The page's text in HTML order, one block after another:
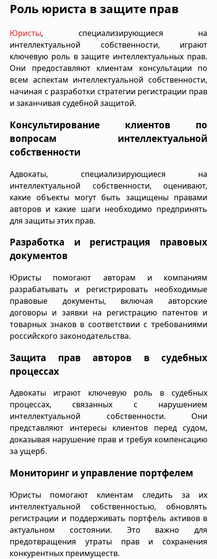
Роль юриста в защите прав
Юристы, специализирующиеся на
интеллектуальной собственности, играют
ключевую роль в защите интеллектуальных прав.
Они предоставляют клиентам консультации по
всем аспектам интеллектуальной собственности,
начиная с разработки стратегии регистрации прав
и заканчивая судебной защитой.
Консультирование клиентов по
вопросам интеллектуальной
собственности
Адвокаты, специализирующиеся на
интеллектуальной собственности, оценивают,
какие объекты могут быть защищены правами
авторов и какие шаги необходимо предпринять
для защиты этих прав.
Разработка и регистрация правовых
документов
Юристы помогают авторам и компаниям
разрабатывать и регистрировать необходимые
правовые документы, включая авторские
договоры и заявки на регистрацию патентов и
товарных знаков в соответствии с требованиями
российского законодательства.
Защита прав авторов в судебных
процессах
Адвокаты играют ключевую роль в судебных
процессах, связанных с нарушением
интеллектуальной собственности. Они
представляют интересы клиентов перед судом,
доказывая нарушение прав и требуя компенсацию
за ущерб.
Мониторинг и управление портфелем
Юристы помогают клиентам следить за их
интеллектуальной собственностью, обновлять
регистрации и поддерживать портфель активов в
актуальном состоянии. Это важно для
предотвращения утраты прав и сохранения
конкурентных преимуществ.